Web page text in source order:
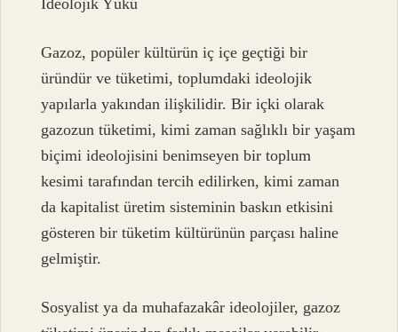
Gazoz, popüler kültürün iç içe geçtiği bir
üründür ve tüketimi, toplumdaki ideolojik
yapılarla yakından ilişkilidir. Bir içki olarak
gazozun tüketimi, kimi zaman sağlıklı bir yaşam
biçimi ideolojisini benimseyen bir toplum
kesimi tarafından tercih edilirken, kimi zaman
da kapitalist üretim sisteminin baskın etkisini
gösteren bir tüketim kültürünün parçası haline
gelmiştir.
Sosyalist ya da muhafazakâr ideolojiler, gazoz